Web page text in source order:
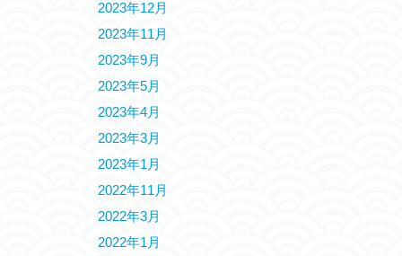
2023年12月
2023年11月
2023年9月
2023年5月
2023年4月
2023年3月
2023年1月
2022年11月
2022年3月
2022年1月